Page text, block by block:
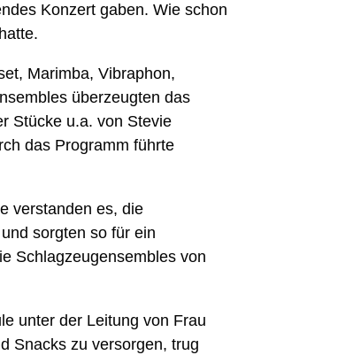
Konzert gaben. Wie schon
Marimba, Vibraphon,
überzeugten das
Stücke u.a. von Stevie
das Programm führte
verstanden es, die
sorgten so für ein
Schlagzeugensembles von
unter der Leitung von Frau
Snacks zu versorgen, trug